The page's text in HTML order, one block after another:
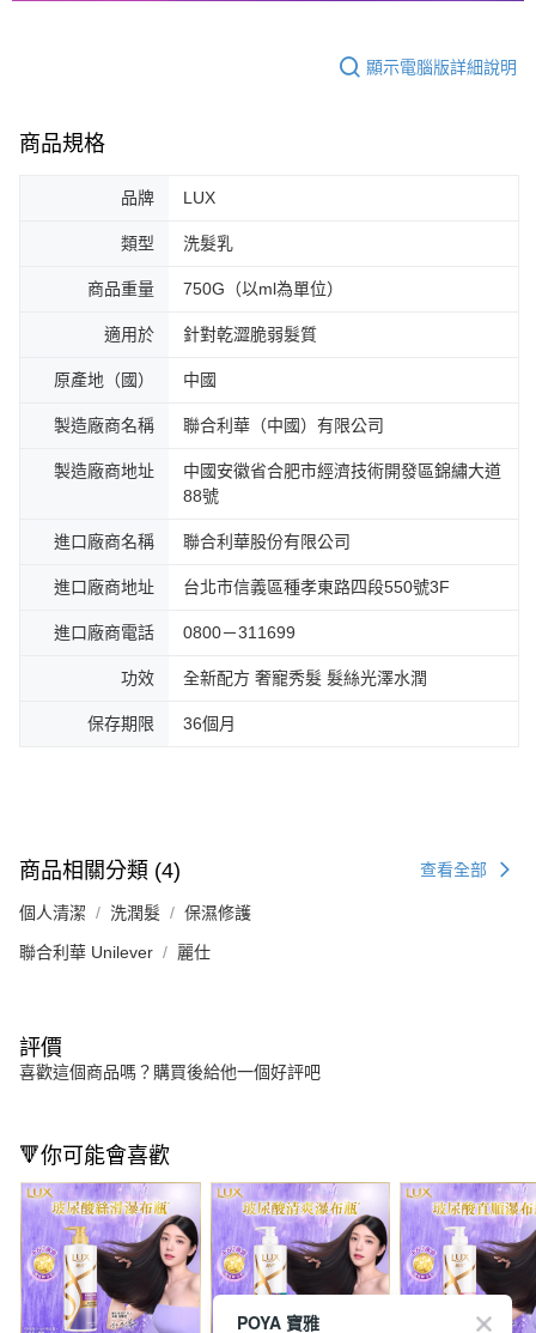
顯示電腦版詳細說明
商品規格
品牌 LUX
類型 洗髮乳
商品重量 750G（以ml為單位）
適用於 針對乾澀脆弱髮質
原產地（國） 中國
製造廠商名稱 聯合利華（中國）有限公司
製造廠商地址
中國安徽省合肥市經濟技術開發區錦繡大道
88號
進口廠商名稱 聯合利華股份有限公司
進口廠商地址 台北市信義區種孝東路四段550號3F
進口廠商電話 0800－311699
功效 全新配方 奢寵秀髮 髮絲光澤水潤
保存期限 36個月
商品相關分類 (4) 查看全部
個人清潔 洗潤髮 保濕修護
聯合利華 Unilever 麗仕
評價
喜歡這個商品嗎？購買後給他一個好評吧
🔻你可能會喜歡
POYA 寶雅